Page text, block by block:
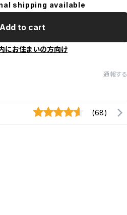
shipping available
Add to cart
にお住まいの方向け
通報する
(68)